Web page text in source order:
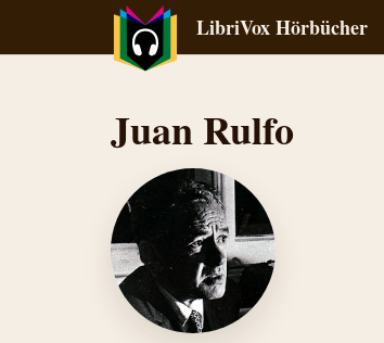
LibriVox Hörbücher
Juan Rulfo